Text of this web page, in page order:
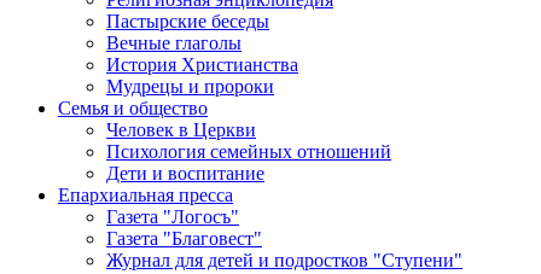
Пастырские беседы
Вечные глаголы
История Христианства
Мудрецы и пророки
Семья и общество
Человек в Церкви
Психология семейных отношений
Дети и воспитание
Епархиальная пресса
Газета "Логосъ"
Газета "Благовест"
Журнал для детей и подростков "Ступени"